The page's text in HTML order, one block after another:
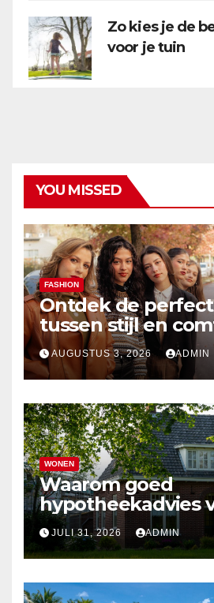
Zo kies je de
voor je tuin
YOU MISSED
FASHION
Ontdek de
tussen stijl en
nieuwste
AUGUSTUS 3, 2026 ADMIN
WONEN
Waarom goed
hypotheekadvies
dan alleen cijfers
JULI 31, 2026 ADMIN